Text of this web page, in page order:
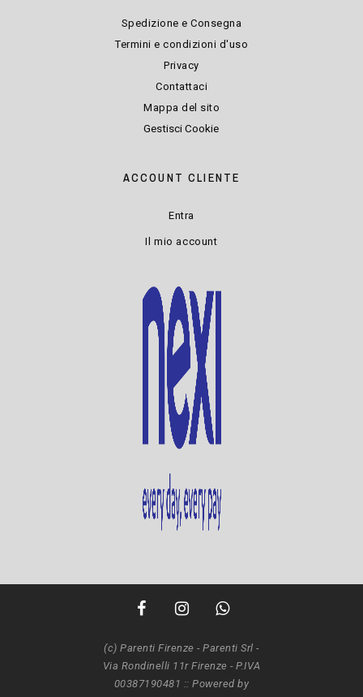
Spedizione e Consegna
Termini e condizioni d'uso
Privacy
Contattaci
Mappa del sito
Gestisci Cookie
ACCOUNT CLIENTE
Entra
Il mio account
(c) Parenti Firenze - Parenti Srl -
Via Rondinelli 11r Firenze - P.IVA
00387190481 ::Powered by